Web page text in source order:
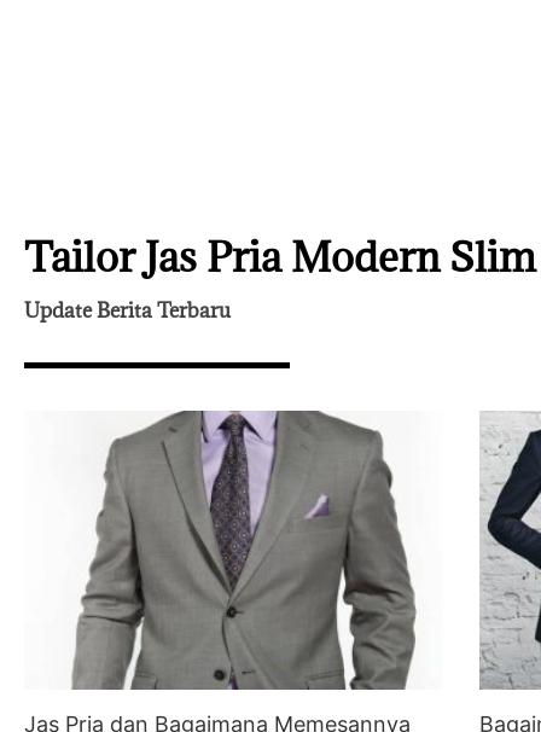
Tailor Jas Pria Modern
Update Berita Terbaru
Jas Pria dan Bagaimana Memesannya